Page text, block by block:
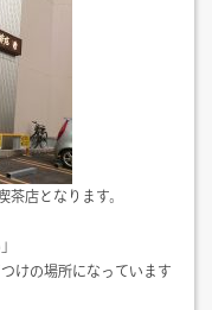
茶店となります。
けの場所になっています